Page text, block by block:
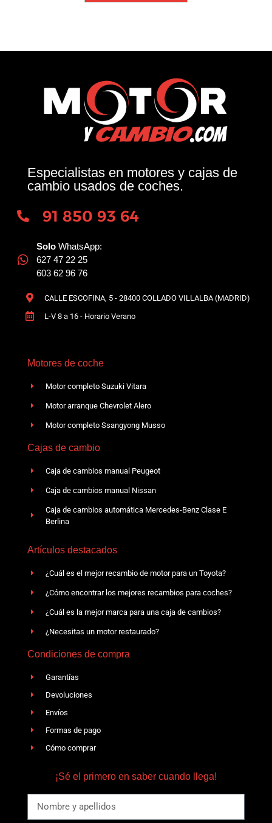
Especialistas en motores y cajas de
cambio usados de coches.
91 850 93 64
Solo WhatsApp:
627 47 22 25
603 62 96 76
CALLE ESCOFINA, 5 - 28400 COLLADO VILLALBA (MADRID)
L-V 8 a 16 - Horario Verano
Motores de coche
Motor completo Suzuki Vitara
Motor arranque Chevrolet Alero
Motor completo Ssangyong Musso
Cajas de cambio
Caja de cambios manual Peugeot
Caja de cambios manual Nissan
Caja de cambios automática Mercedes-Benz Clase E
Berlina
Artículos destacados
¿Cuál es el mejor recambio de motor para un Toyota?
¿Cómo encontrar los mejores recambios para coches?
¿Cuál es la mejor marca para una caja de cambios?
¿Necesitas un motor restaurado?
Condiciones de compra
Garantías
Devoluciones
Envíos
Formas de pago
Cómo comprar
¡Sé el primero en saber cuando llega!